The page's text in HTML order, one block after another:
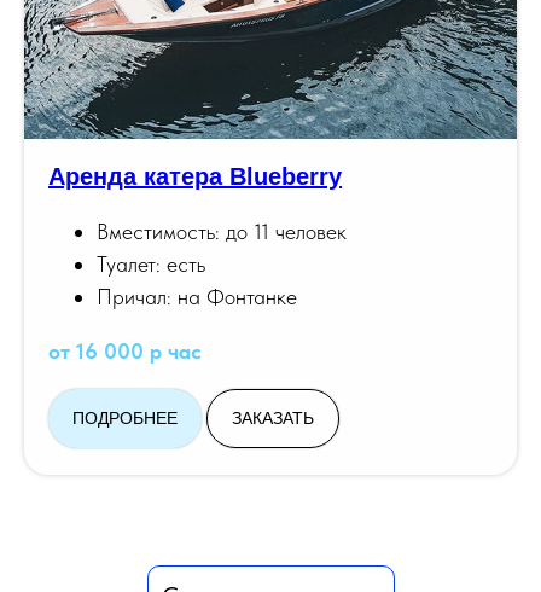
Аренда катера Blueberry
Вместимость: до 11 человек
Туалет: есть
Причал: на Фонтанке
от 16 000 р час
ПОДРОБНЕЕ ЗАКАЗАТЬ